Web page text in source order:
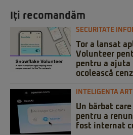
Iți recomandăm
SECURITATE
Tor a lansat
Volunteer
pentru a
ocolească
INTELIGENTA
Un bărbat
pentru a
fost internat